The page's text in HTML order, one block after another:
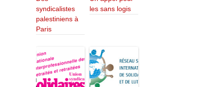
syndicalistes
palestiniens à
Paris
les sans logis